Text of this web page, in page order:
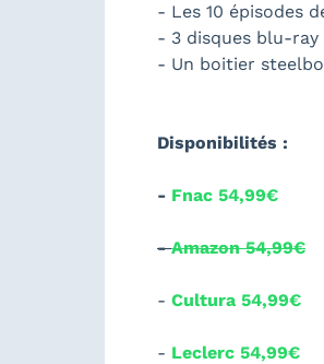
- Les 10 épisodes
- 3 disques blu-ray
- Un boitier
Disponibilités :
- Fnac 54,99€
-Amazon 54,99€
- Cultura 54,99€
- Leclerc 54,99€